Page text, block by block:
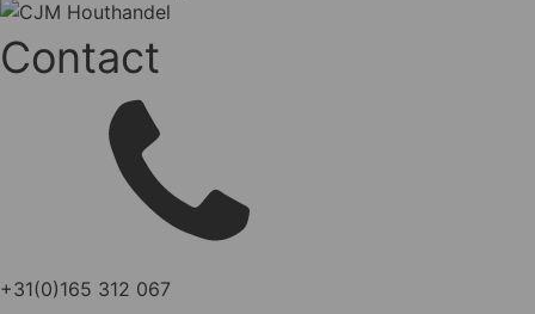
Contact
+31(0)165 312 067